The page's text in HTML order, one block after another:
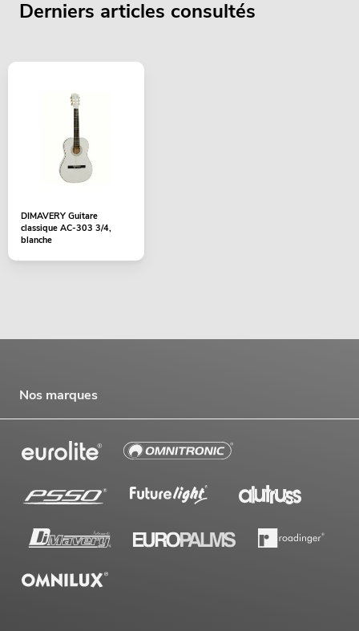
Derniers articles consultés
DIMAVERY Guitare
classique AC-303 3/4,
blanche
Nos marques